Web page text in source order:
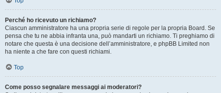
Perché ho ricevuto un richiamo?
Ciascun amministratore ha una propria serie di regole per la propria Board. Se
pensa che tu ne abbia infranta una, può mandarti un richiamo. Ti preghiamo di
notare che questa è una decisione dell’amministratore, e phpBB Limited non
ha niente a che fare con questi richiami.
Top
Come posso segnalare messaggi ai moderatori?